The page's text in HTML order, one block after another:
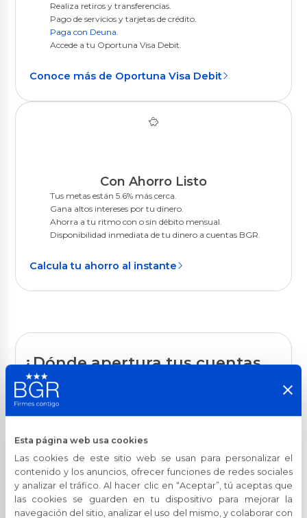
Esta página web usa cookies
Las cookies de este sitio web se usan para personalizar el
contenido y los anuncios, ofrecer funciones de redes sociales
y analizar el tráfico. Al hacer clic en “Aceptar”, tú aceptas que
las cookies se guarden en tu dispositivo para mejorar la
navegación del sitio, analizar el uso del mismo, y colaborar con
Realiza retiros y transferencias.
Pago de servicios y tarjetas de crédito.
Paga con Deuna.
Accede a tu Oportuna Visa Debit.
Conoce más de Oportuna Visa Debit
Con Ahorro Listo
Tus metas están 5.6% más cerca.
Gana altos intereses por tu dinero.
Ahorra a tu ritmo con o sin débito mensual.
Disponibilidad inmediata de tu dinero a cuentas BGR.
Calcula tu ahorro al instante
¿Dónde apertura tus cuentas
digitales?
Apertura tus cuentas desde la app BGR Digital en un solo proceso